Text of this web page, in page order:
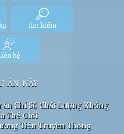
tìm kiếm
hệ
án này
Chỉ Số Chất Lượng Không
Thế Giới
Tiện Truyền Thông